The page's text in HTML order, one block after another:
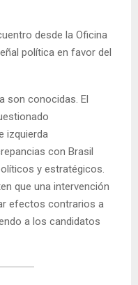
desde la Oficina
política en favor del
son conocidas. El
izquierda
con Brasil
y estratégicos.
que una intervención
efectos contrarios a
a los candidatos